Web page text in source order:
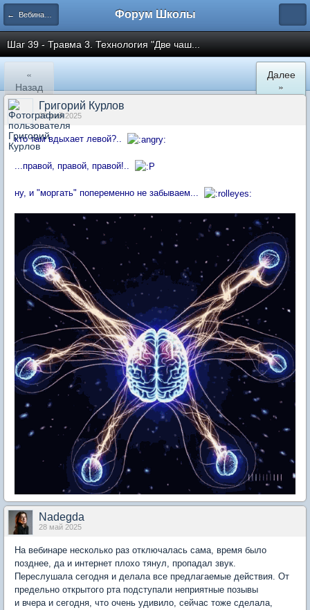
← Вебинары Школы Форум Школы
Шаг 39 - Травма 3. Технология "Две чаш...
«
Назад
Далее
»
Григорий Курлов
28 май 2025
кто там вдыхает левой?..
...правой, правой, правой!..
ну, и "моргать" попеременно не забываем...
Nadegda
28 май 2025
На вебинаре несколько раз отключалась сама, время было
позднее, да и интернет плохо тянул, пропадал звук.
Переслушала сегодня и делала все предлагаемые действия. От
предельно открытого рта подступали неприятные позывы
и вчера и сегодня, что очень удивило, сейчас тоже сделала,